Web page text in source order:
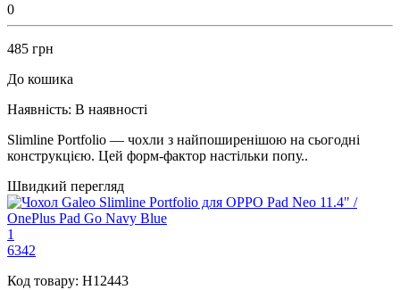
0
485 грн
До кошика
Наявність: В наявності
Slimline Portfolio — чохли з найпоширенішою на сьогодні
конструкцією. Цей форм-фактор настільки попу..
Швидкий перегляд
1
6342
Код товару: H12443